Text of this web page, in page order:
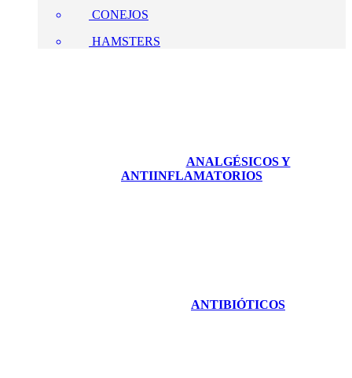
CONEJOS
HAMSTERS
ANALGÉSICOS Y
ANTIINFLAMATORIOS
ANTIBIÓTICOS